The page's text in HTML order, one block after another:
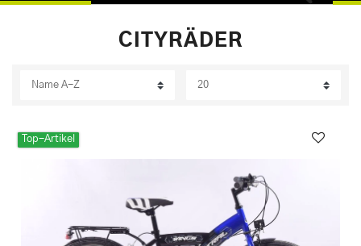
CITYRÄDER
Top-Artikel